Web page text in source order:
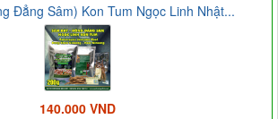
Đẳng Sâm) Kon Tum Ngọc Linh Nhật...
140.000 VND